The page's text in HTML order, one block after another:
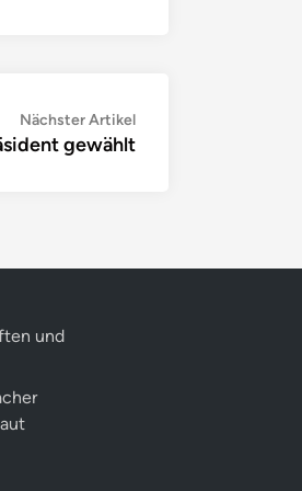
Nächster ArtikelNächster
Artikel:
gewählt
und